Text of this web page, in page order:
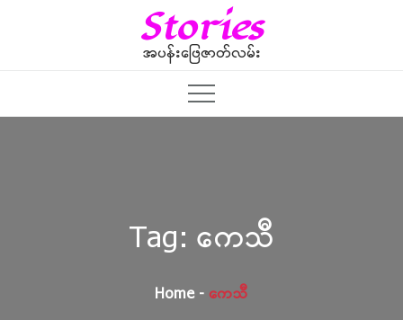
Stories
အပန်းဖြေဇာတ်လမ်း
Tag: ကေသီ
Home ကေသီ